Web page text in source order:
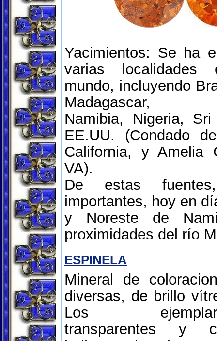
Yacimientos: Se ha
varias
mundo, incluyendo
Madagascar,
Namibia, Nigeria,
EE.UU. (Condado
California, y Amelia
VA).
De estas
importantes, hoy en
y Noreste de
proximidades del río
ESPINELA
Mineral de
diversas, de brillo
Los
transparentes y